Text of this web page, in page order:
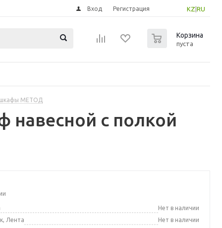
KZ RU
Вход Регистрация
Корзина
пуста
шкафы МЕТОД
навесной с полкой
Нет в наличии
Лента
Нет в наличии